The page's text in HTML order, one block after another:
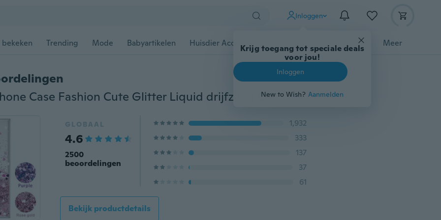
Inloggen
Krijg toegang tot speciale deals
voor jou!
Inloggen
New to Wish? Aanmelden
bekeken Trending Mode Babyartikelen Huisdier Accessoires Gereedschap Meer
Voor Sony Phone Case Fashion Cute Glitter Liquid drijfzand Clear Soft TPU beschermhoes
GLOBAAL
4.6
2500
beoordelingen
1,932
333
137
37
61
Bekijk productdetails